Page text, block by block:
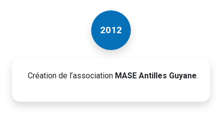
Création de l’association MASE Antilles Guyane.
2012